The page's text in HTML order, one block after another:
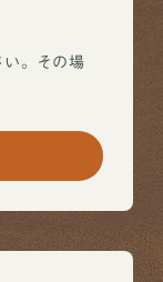
い。その場